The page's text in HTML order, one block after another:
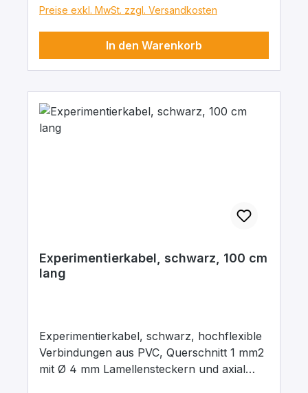
Preise exkl. MwSt. zzgl. Versandkosten
In den Warenkorb
Experimentierkabel, schwarz, 100 cm
lang
Experimentierkabel, schwarz, hochflexible
Verbindungen aus PVC, Querschnitt 1 mm2
mit Ø 4 mm Lamellensteckern und axial